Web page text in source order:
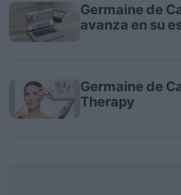
Germaine de
avanza en su
Germaine de
Therapy